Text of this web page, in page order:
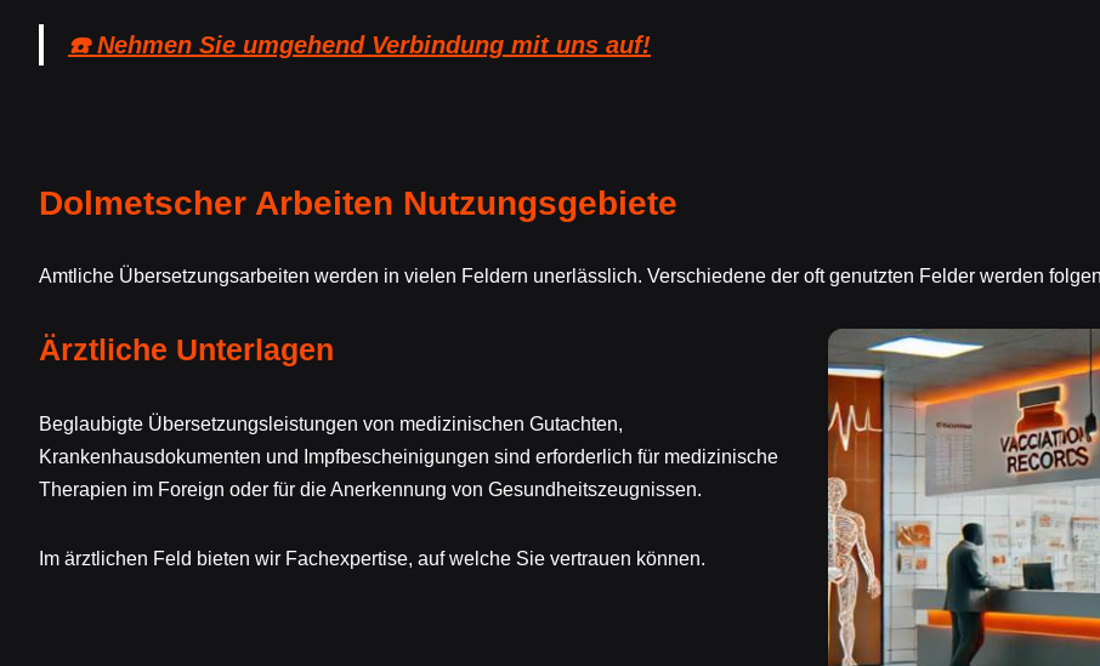
☎️ Nehmen Sie umgehend Verbindung mit uns auf!
Dolmetscher Arbeiten Nutzungsgebiete
Amtliche Übersetzungsarbeiten werden in vielen Feldern unerlässlich. Verschiedene der oft genutzten Felder werden
Ärztliche Unterlagen
Beglaubigte Übersetzungsleistungen von medizinischen Gutachten,
Krankenhausdokumenten und Impfbescheinigungen sind erforderlich für medizinische
Therapien im Foreign oder für die Anerkennung von Gesundheitszeugnissen.
Im ärztlichen Feld bieten wir Fachexpertise, auf welche Sie vertrauen können.